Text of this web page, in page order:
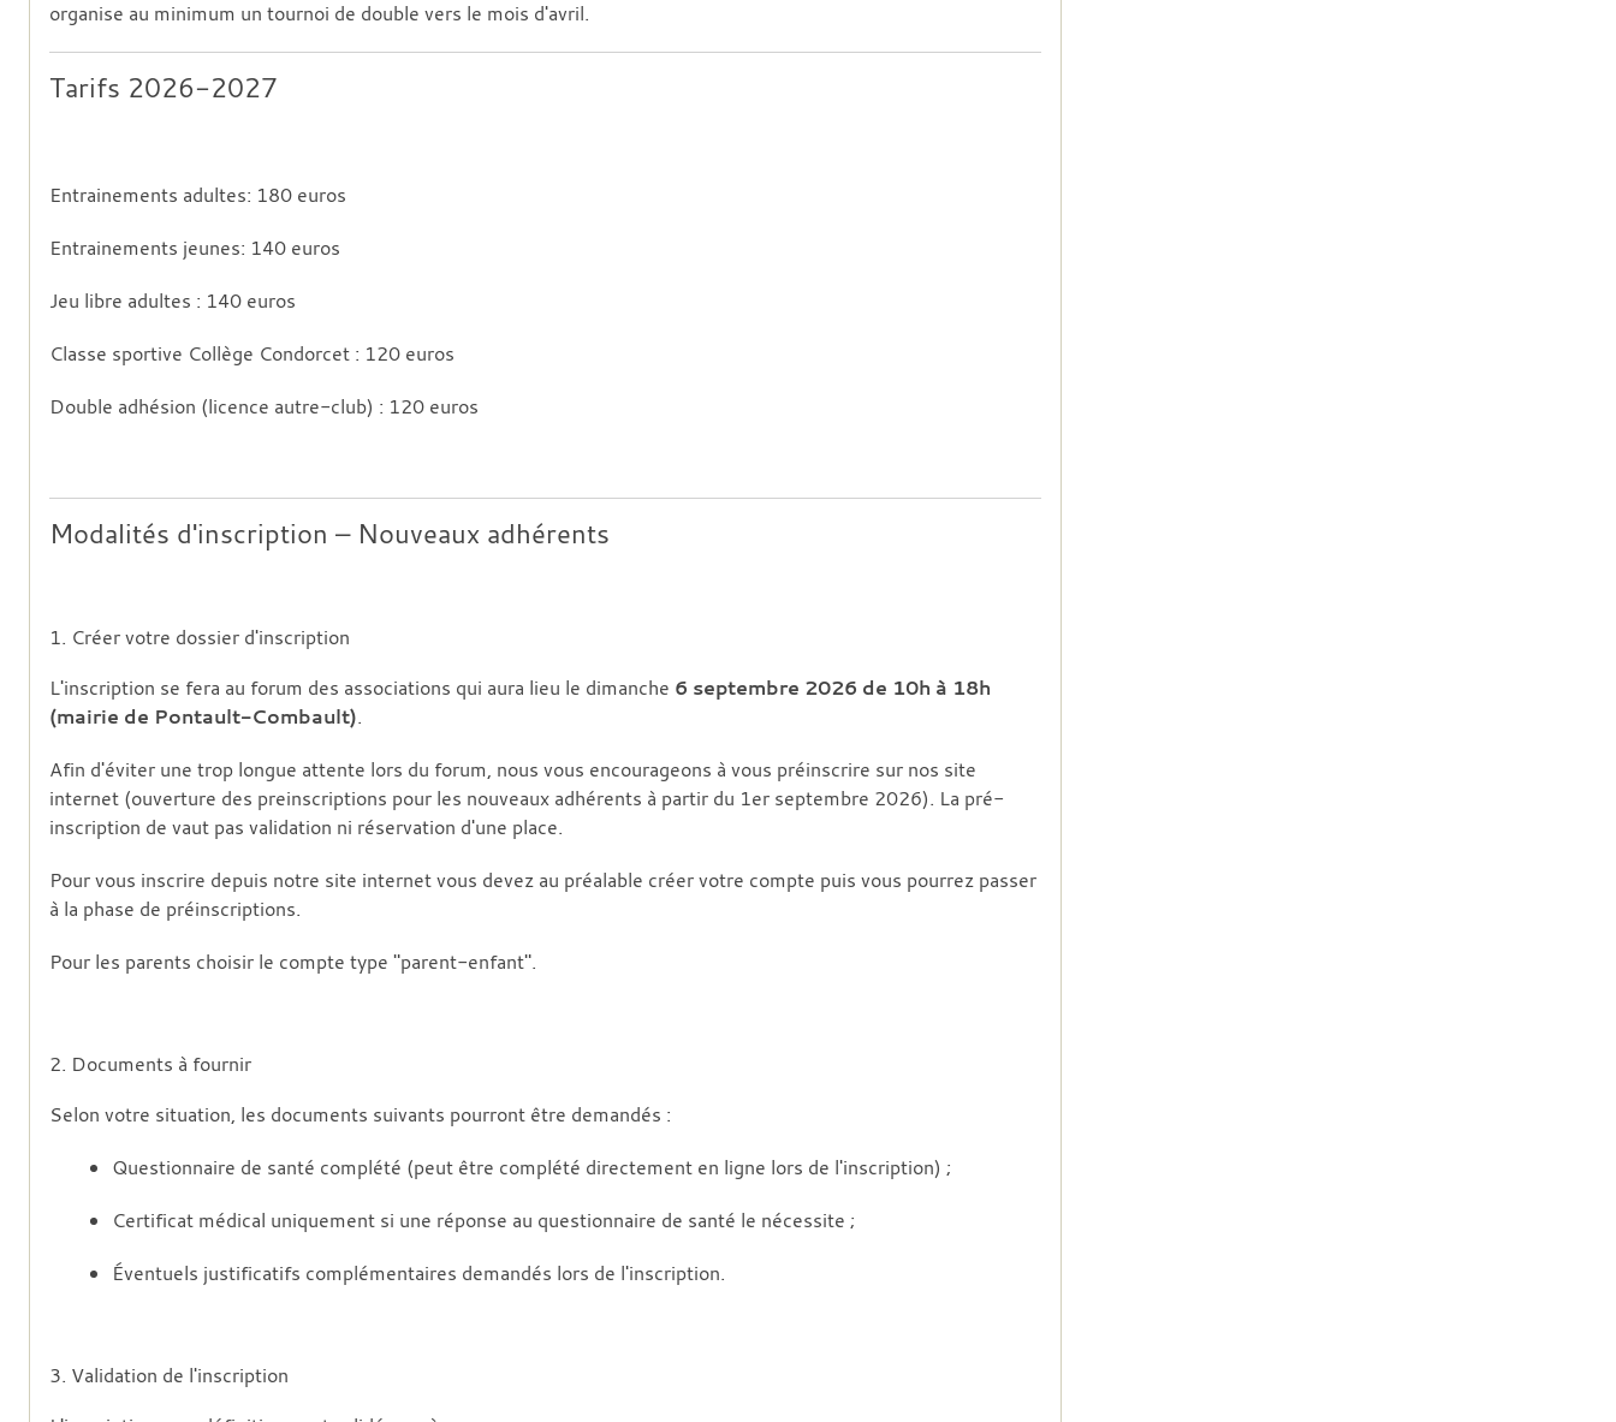
organise au minimum un tournoi de double vers le mois d'avril.
Tarifs 2026-2027
Entrainements adultes: 180 euros
Entrainements jeunes: 140 euros
Jeu libre adultes : 140 euros
Classe sportive Collège Condorcet : 120 euros
Double adhésion (licence autre-club) : 120 euros
Modalités d'inscription – Nouveaux adhérents
1. Créer votre dossier d'inscription
L'inscription se fera au forum des associations qui aura lieu le dimanche 6 septembre 2026 de 10h à 18h
(mairie de Pontault-Combault).
Afin d'éviter une trop longue attente lors du forum, nous vous encourageons à vous préinscrire sur nos site
internet (ouverture des preinscriptions pour les nouveaux adhérents à partir du 1er septembre 2026). La pré-
inscription de vaut pas validation ni réservation d'une place.
Pour vous inscrire depuis notre site internet vous devez au préalable créer votre compte puis vous pourrez passer
à la phase de préinscriptions.
Pour les parents choisir le compte type "parent-enfant".
2. Documents à fournir
Selon votre situation, les documents suivants pourront être demandés :
Questionnaire de santé complété (peut être complété directement en ligne lors de l'inscription) ;
Certificat médical uniquement si une réponse au questionnaire de santé le nécessite ;
Éventuels justificatifs complémentaires demandés lors de l'inscription.
3. Validation de l'inscription